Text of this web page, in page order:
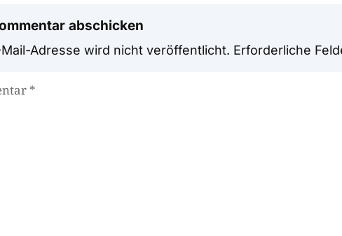
abschicken
Adresse wird nicht veröffentlicht. Erforderliche